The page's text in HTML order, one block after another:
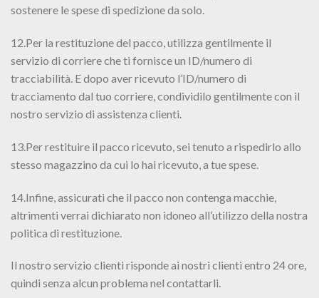
sostenere le spese di spedizione da solo.
12.Per la restituzione del pacco, utilizza gentilmente il
servizio di corriere che ti fornisce un ID/numero di
tracciabilità. E dopo aver ricevuto l’ID/numero di
tracciamento dal tuo corriere, condividilo gentilmente con il
nostro servizio di assistenza clienti.
13.Per restituire il pacco ricevuto, sei tenuto a rispedirlo allo
stesso magazzino da cui lo hai ricevuto, a tue spese.
14.Infine, assicurati che il pacco non contenga macchie,
altrimenti verrai dichiarato non idoneo all’utilizzo della nostra
politica di restituzione.
Il nostro servizio clienti risponde ai nostri clienti entro 24 ore,
quindi senza alcun problema nel contattarli.